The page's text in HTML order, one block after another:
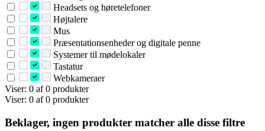
Headsets og høretelefoner
Højtalere
Mus
Præsentationsenheder og digitale penne
Systemer til mødelokaler
Tastatur
Webkameraer
Viser: 0 af 0 produkter
Viser: 0 af 0 produkter
Beklager, ingen produkter matcher alle disse filtre